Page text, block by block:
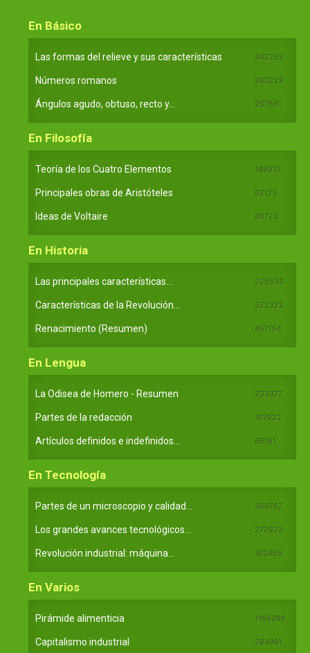
En Básico
Las formas del relieve y sus características 402252
Números romanos 260229
Ángulos agudo, obtuso, recto y... 257661
En Filosofía
Teoría de los Cuatro Elementos 149910
Principales obras de Aristóteles 82125
Ideas de Voltaire 80723
En Historia
Las principales características... 525533
Características de la Revolución... 522322
Renacimiento (Resumen) 457154
En Lengua
La Odisea de Homero - Resumen 233377
Partes de la redacción 107922
Artículos definidos e indefinidos... 66181
En Tecnología
Partes de un microscopio y calidad... 369767
Los grandes avances tecnológicos... 272923
Revolución industrial: máquina... 162459
En Varios
Pirámide alimenticia 1166386
Capitalismo industrial 284981